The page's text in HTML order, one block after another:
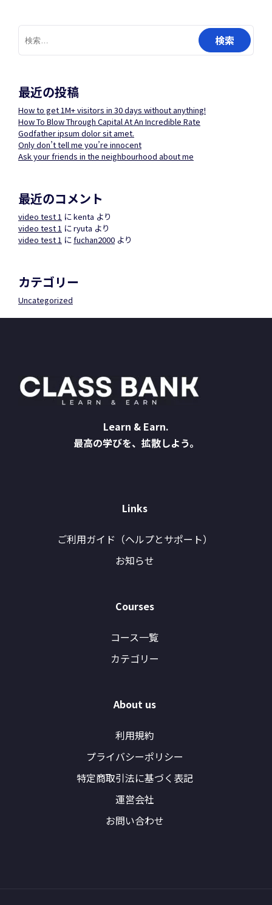
検
索:
最近の投稿
How to get 1M+ visitors in 30 days without anything!
How To Blow Through Capital At An Incredible Rate
Godfather ipsum dolor sit amet.
Only don’t tell me you’re innocent
Ask your friends in the neighbourhood about me
最近のコメント
video test 1 にkenta より
video test 1 にryuta より
video test 1 にfuchan2000 より
カテゴリー
Uncategorized
Learn & Earn.
最高の学びを、拡散しよう。
Links
ご利用ガイド（ヘルプとサポート）
お知らせ
Courses
コース一覧
カテゴリー
About us
利用規約
プライバシーポリシー
特定商取引法に基づく表記
運営会社
お問い合わせ